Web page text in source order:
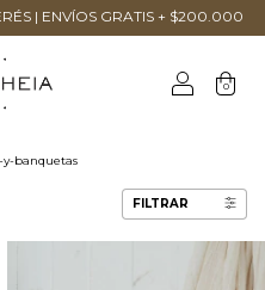
+ $200.000 10% OFF EN
0
y-banquetas
FILTRAR